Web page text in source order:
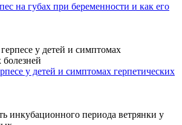
на губах при беременности и как его
у детей и симптомах герпетических